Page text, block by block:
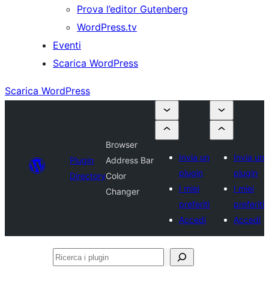
Prova l’editor Gutenberg
WordPress.tv
Eventi
Scarica WordPress
Scarica WordPress
Plugin
Directory
Browser
Address Bar
Color
Changer
Invia un
plugin
I miei
preferiti
Accedi
Invia un
plugin
I miei
preferiti
Accedi
Ricerca